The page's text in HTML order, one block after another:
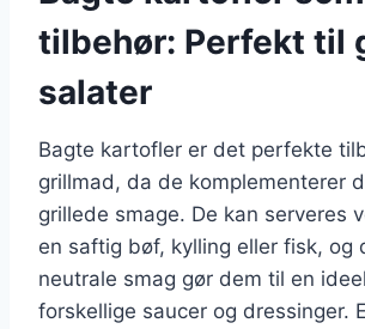
tilbehør: Perfekt til
salater
Bagte kartofler er det perfekte
grillmad, da de komplementerer
grillede smage. De kan serveres
en saftig bøf, kylling eller fisk, og
neutrale smag gør dem til en
forskellige saucer og dressinger.